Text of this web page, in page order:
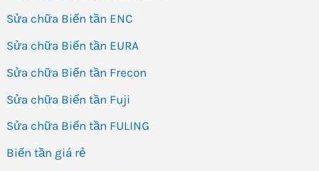
Sửa chữa Biến tần ENC
Sửa chữa Biến tần EURA
Sửa chữa Biến tần Frecon
Sửa chữa Biến tần Fuji
Sửa chữa Biến tần FULING
Biến tần giá rẻ